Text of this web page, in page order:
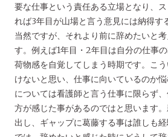
要な仕事という責任ある立場となり、
れば3年目が山場と言う意見には納得す
当然ですが、それより前に辞めたいと
す。例えば1年目・2年目は自分の仕事
荷物感を自覚してしまう時期です。こ
けないと思い、仕事に向いているのか
については看護師と言う仕事に限らず
方が感じた事があるのではと思います
出し、ギャップに葛藤する事は誰しも経